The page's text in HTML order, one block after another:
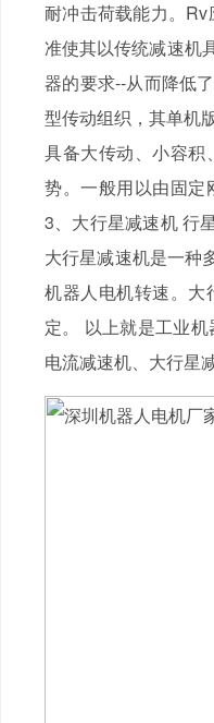
耐冲击荷载能力。
准使其以传统减速机
器的要求--从而降低
型传动组织，其单机
具备大传动、小容积
势。一般用以由固定
3、大行星减速机 行
大行星减速机是一种
机器人电机转速。大
定。 以上就是工业
电流减速机、大行星